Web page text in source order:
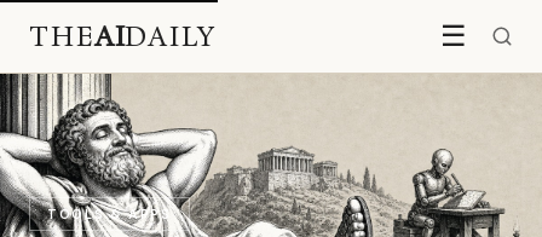
THEAIDAILY ☰
TOOLS & APPS